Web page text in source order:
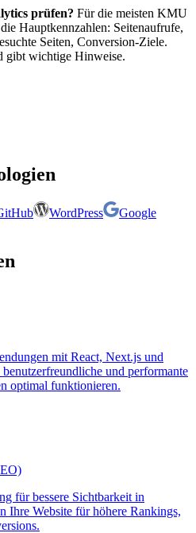
prüfen? Für die meisten KMU
Hauptkennzahlen: Seitenaufrufe,
Seiten, Conversion-Ziele.
gibt wichtige Hinweise.
WordPress
Google
mit React, Next.js und
und performante
optimal funktionieren.
für bessere Sichtbarkeit in
Ihre Website für höhere Rankings,